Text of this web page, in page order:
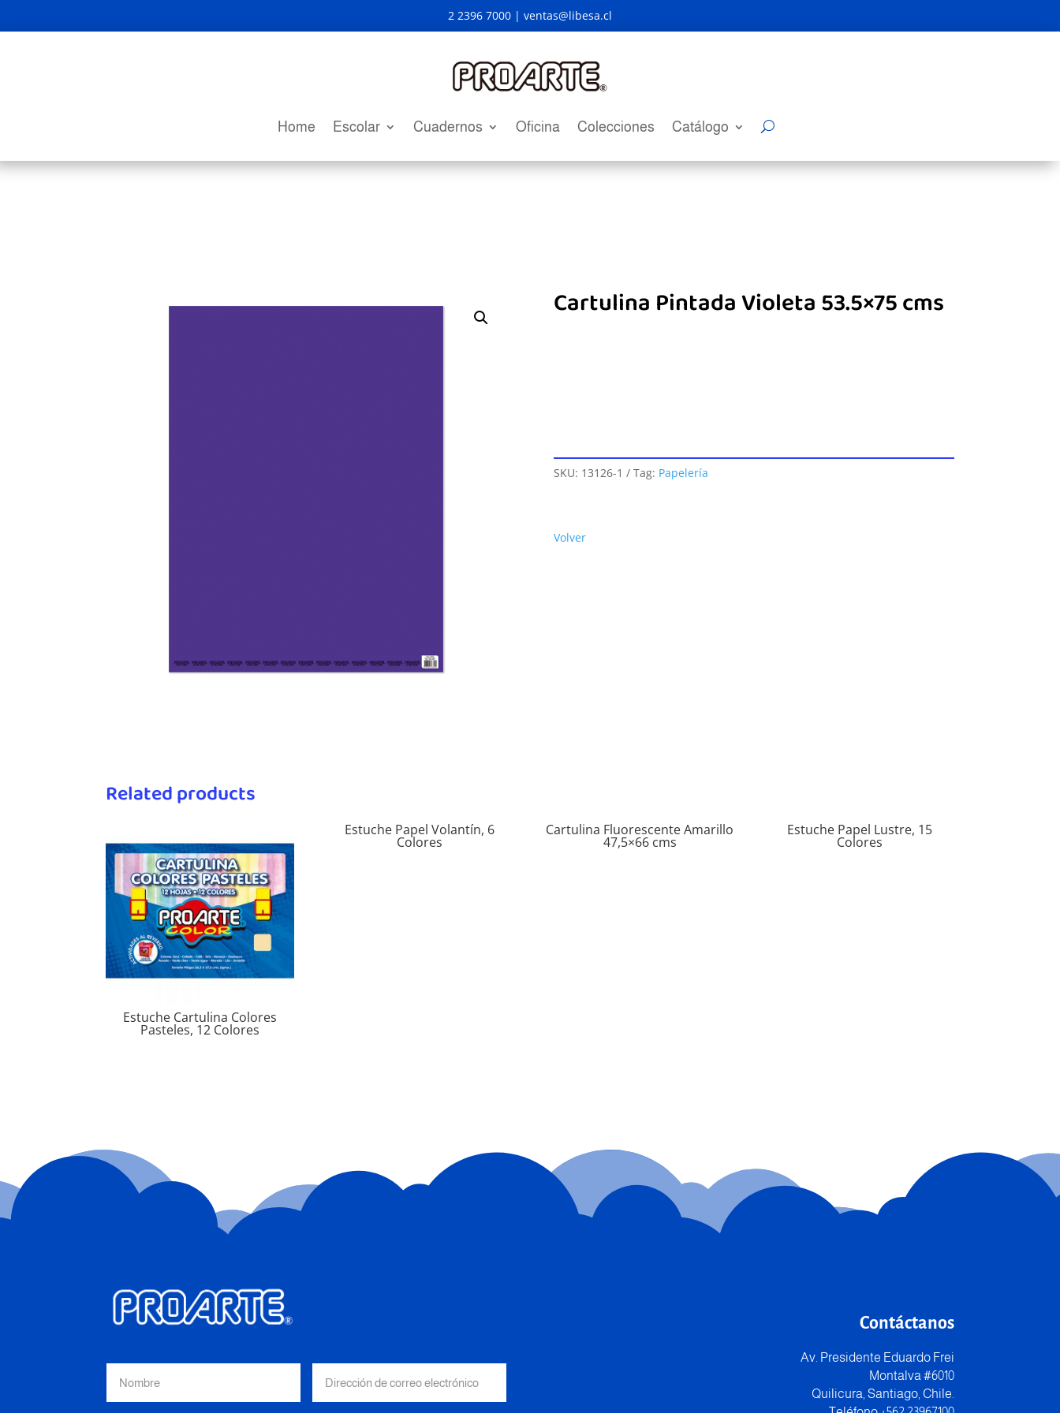
2 2396 7000 | ventas@libesa.cl
Home Escolar Cuadernos Oficina Colecciones Catálogo
Cartulina Pintada Violeta 53.5×75 cms
SKU: 13126-1 Tag: Papelería
Volver
Related products
Estuche Cartulina Colores
Pasteles, 12 Colores
Estuche Papel Volantín, 6
Colores
Cartulina Fluorescente Amarillo
47,5×66 cms
Estuche Papel Lustre, 15
Colores
Contáctanos
Av. Presidente Eduardo Frei
Montalva #6010
Quilicura, Santiago, Chile.